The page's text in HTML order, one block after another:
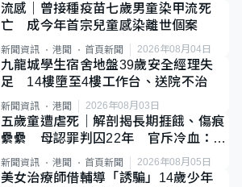
流感｜曾接種疫苗七歲男童染甲流死
亡 成今年首宗兒童感染離世個案
新聞資訊 港聞 首頁新聞 2026年08月04日
九龍城學生宿舍地盤39歲安全經理失
足 14樓墮至4樓工作台、送院不治
新聞資訊 港聞 2026年08月03日
五歲童遭虐死｜解剖揭長期捱餓、傷痕
纍纍 母認罪判囚22年 官斥冷血：同
類案最惡劣
新聞資訊 港聞 首頁新聞 2026年08月05日
美女治療師借輔導「誘騙」14歲少年